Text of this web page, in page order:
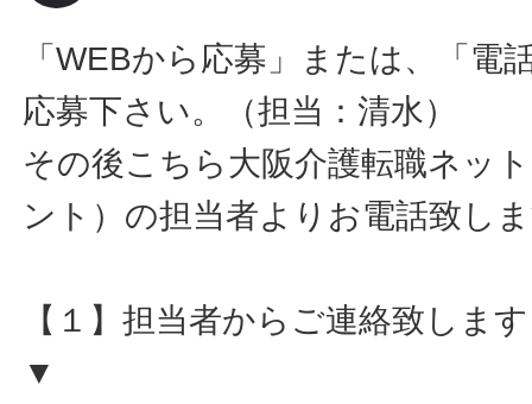
「WEBから応募」または、「電
応募下さい。（担当：清水）
その後こちら大阪介護転職ネッ
ント）の担当者よりお電話致し
【１】担当者からご連絡致します
▼